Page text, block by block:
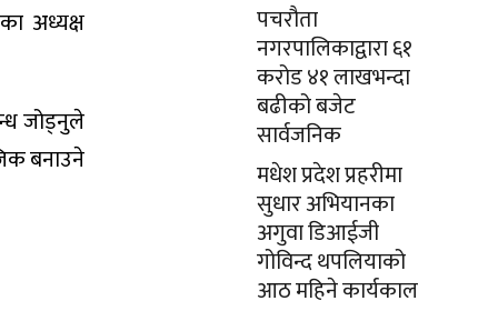
अध्यक्ष
जोड्नुले
बनाउने
पचरौता
नगरपालिकाद्वारा ६१
करोड ४१ लाखभन्दा
बढीको बजेट
सार्वजनिक
मधेश प्रदेश प्रहरीमा
सुधार अभियानका
अगुवा डिआईजी
गोविन्द थपलियाको
आठ महिने कार्यकाल